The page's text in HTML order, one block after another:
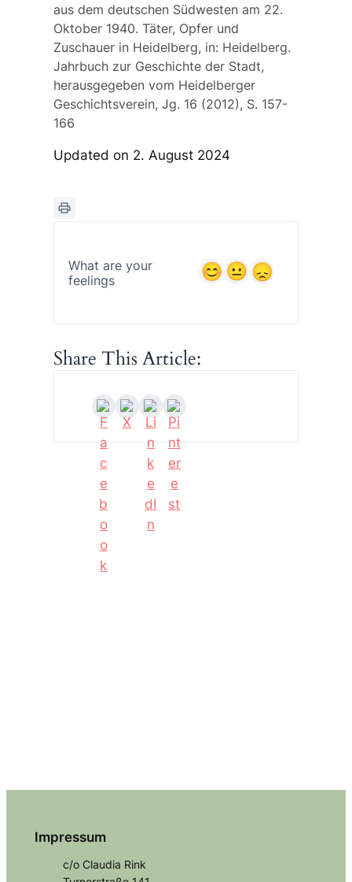
aus dem deutschen Südwesten am 22.
Oktober 1940. Täter, Opfer und
Zuschauer in Heidelberg, in: Heidelberg.
Jahrbuch zur Geschichte der Stadt,
herausgegeben vom Heidelberger
Geschichtsverein, Jg. 16 (2012), S. 157-
166
Updated on 2. August 2024
What are your
feelings
Share This Article:
Impressum
c/o Claudia Rink